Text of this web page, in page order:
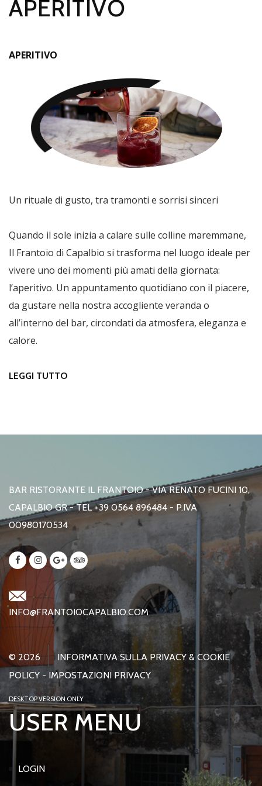
APERITIVO
APERITIVO
Un rituale di gusto, tra tramonti e sorrisi sinceri
Quando il sole inizia a calare sulle colline maremmane,
Il Frantoio di Capalbio si trasforma nel luogo ideale per
vivere uno dei momenti più amati della giornata:
l’aperitivo. Un appuntamento quotidiano con il piacere,
da gustare nella nostra accogliente veranda o
all’interno del bar, circondati da atmosfera, eleganza e
calore.
LEGGI TUTTO
BAR RISTORANTE IL FRANTOIO - VIA RENATO FUCINI 10,
CAPALBIO GR - TEL +39 0564 896484 - P.IVA
00980170534
INFO@FRANTOIOCAPALBIO.COM
© 2026
INFORMATIVA SULLA PRIVACY & COOKIE
POLICY - IMPOSTAZIONI PRIVACY
DESKTOP VERSION ONLY
USER MENU
LOGIN